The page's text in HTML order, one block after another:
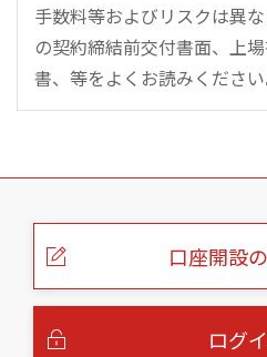
手数料等およびリスクは異
の契約締結前交付書面、上
書、等をよくお読みください
こ
口座開設
ログ